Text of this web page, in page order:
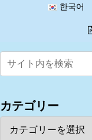
한국어
カテゴリー